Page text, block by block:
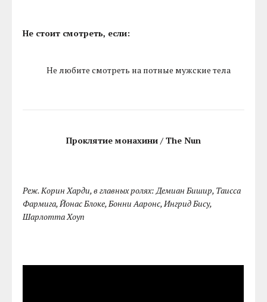
Не стоит смотреть, если:
Не любите смотреть на потные мужские тела
Проклятие монахини / The Nun
Реж. Корин Харди, в главных ролях: Демиан Бишир, Таисса
Фармига, Йонас Блоке, Бонни Ааронс, Ингрид Бису,
Шарлотта Хоуп